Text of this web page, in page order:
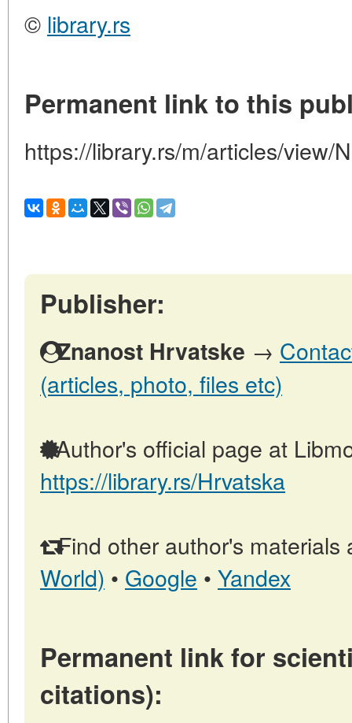
© library.rs
Permanent link to this
https://library.rs/m/articles/view/
Publisher:
Znanost Hrvatske →
(articles, photo, files etc)
Author's official page at
https://library.rs/Hrvatska
Find other author's materials
World) • Google • Yandex
Permanent link for
citations):